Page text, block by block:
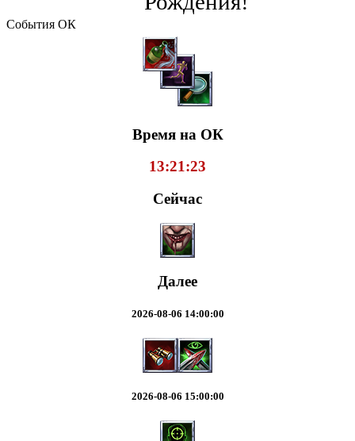
События ОК
Время на ОК
13:21:23
Сейчас
Далее
2026-08-06 14:00:00
2026-08-06 15:00:00